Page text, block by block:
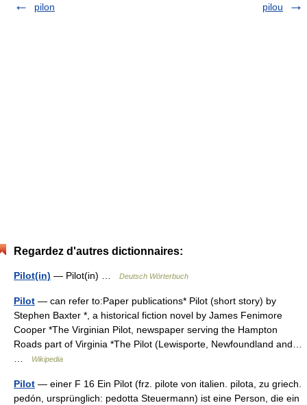
pilon
pilou
Regardez d'autres dictionnaires:
Pilot(in) — Pilot(in) … Deutsch Wörterbuch
Pilot — can refer to:Paper publications* Pilot (short story) by
Stephen Baxter *, a historical fiction novel by James Fenimore
Cooper *The Virginian Pilot, newspaper serving the Hampton
Roads part of Virginia *The Pilot (Lewisporte, Newfoundland and…
Wikipedia
Pilot — einer F 16 Ein Pilot (frz. pilote von italien. pilota, zu griech.
pedón, ursprünglich: pedotta Steuermann) ist eine Person, die ein